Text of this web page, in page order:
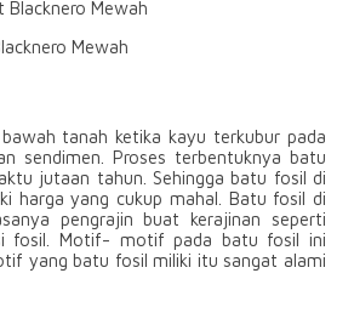
Mewah
tanah ketika kayu terkubur pada
sendimen. Proses terbentuknya batu
jutaan tahun. Sehingga batu fosil di
harga yang cukup mahal. Batu fosil di
pengrajin buat kerajinan seperti
fosil. Motif- motif pada batu fosil ini
yang batu fosil miliki itu sangat alami